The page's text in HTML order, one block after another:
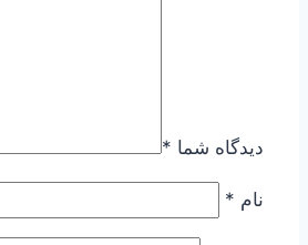
دیدگاه شما *
نام *